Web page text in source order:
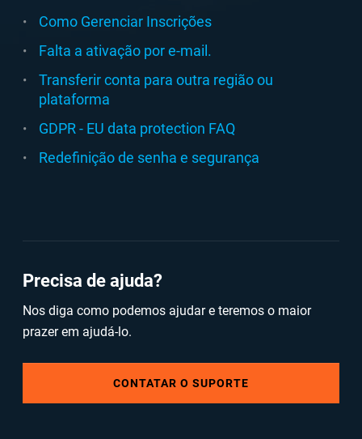
Como Gerenciar Inscrições
Falta a ativação por e-mail.
Transferir conta para outra região ou
plataforma
GDPR - EU data protection FAQ
Redefinição de senha e segurança
Precisa de ajuda?
Nos diga como podemos ajudar e teremos o maior
prazer em ajudá-lo.
CONTATAR O SUPORTE